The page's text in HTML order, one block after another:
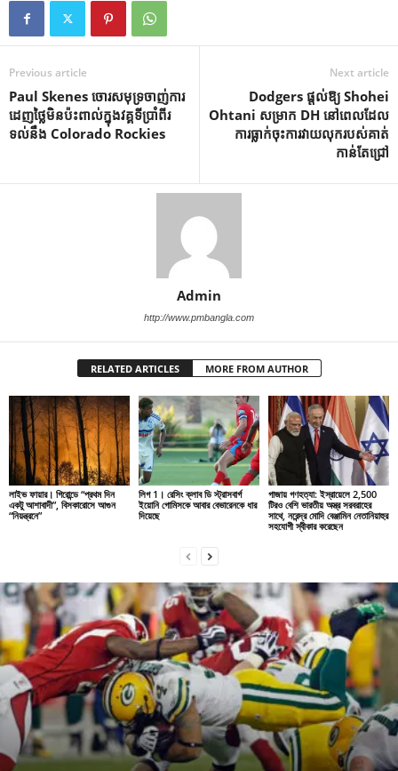
Previous article
Paul Skenes ចោរសមុទ្រ​ចាញ់​ការ​
ដេញ​ថ្លៃ​មិន​ប៉ះ​ពាល់​ក្នុង​វគ្គ​ទី​ប្រាំពីរ​
ទល់​នឹង Colorado Rockies
Next article
Dodgers ផ្តល់ឱ្យ Shohei
Ohtani សម្រាក DH នៅពេលដែល
ការធ្លាក់ចុះការវាយលុករបស់គាត់
កាន់តែជ្រៅ
Admin
http://www.pmbangla.com
RELATED ARTICLES MORE FROM AUTHOR
লাইভ ফায়ার। গিরোন্ডে “প্রথম দিন
একটু আশাবাদী”, বিসকারোসে আগুন
“নিয়ন্ত্রনে”
লিগ 1। রেসিং ক্লাব ডি স্ট্রাসবার্গ
ইয়োনি গোমিসকে আবার বেভারেনকে ধার
দিয়েছে
গাজায় গণহত্যা: ইস্রায়েলে 2,500
টিরও বেশি ভারতীয় অস্ত্র সরবরাহের
সাথে, নরেন্দ্র মোদি বেঞ্জামিন নেতানিয়াহুর
সহযোগী স্বীকার করেছেন